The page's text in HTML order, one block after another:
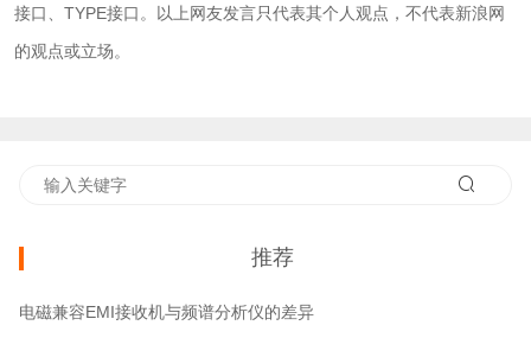
接口、TYPE接口。以上网友发言只代表其个人观点，不代表新浪网
的观点或立场。
推荐
电磁兼容EMI接收机与频谱分析仪的差异